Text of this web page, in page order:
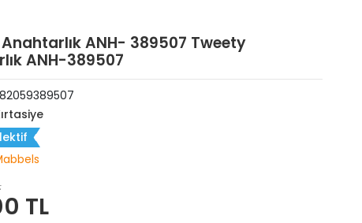
ANH- 389507 Tweety
ANH-389507
TL